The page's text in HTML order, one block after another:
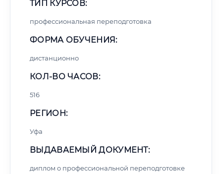
ТИП КУРСОВ:
профессиональная переподготовка
ФОРМА ОБУЧЕНИЯ:
дистанционно
КОЛ-ВО ЧАСОВ:
516
РЕГИОН:
Уфа
ВЫДАВАЕМЫЙ ДОКУМЕНТ:
диплом о профессиональной переподготовке